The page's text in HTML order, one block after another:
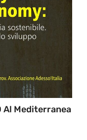
Al Mediterranea